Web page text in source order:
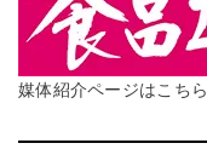
媒体紹介ページはこちら